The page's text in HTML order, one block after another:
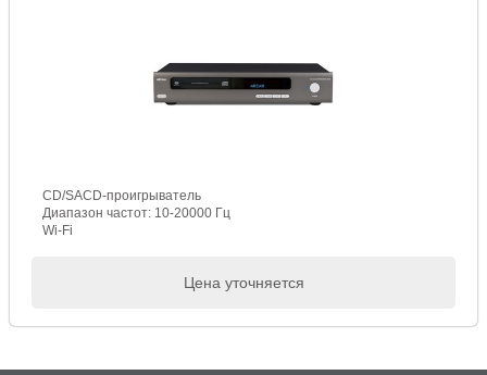
CD/SACD-проигрыватель
Диапазон частот: 10-20000 Гц
Wi-Fi
Цена уточняется